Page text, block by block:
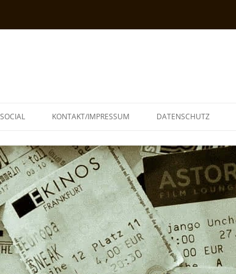
SOCIAL KONTAKT/IMPRESSUM DATENSCHUTZ